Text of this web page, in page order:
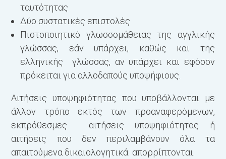
ταυτότητας
Δύο συστατικές επιστολές
Πιστοποιητικό γλωσσομάθειας της αγγλικής
γλώσσας, εάν υπάρχει, καθώς και της
ελληνικής γλώσσας, αν υπάρχει και εφόσον
πρόκειται για αλλοδαπούς υποψήφιους.
Αιτήσεις υποψηφιότητας που υποβάλλονται με
άλλον τρόπο εκτός των προαναφερόμενων,
εκπρόθεσμες αιτήσεις υποψηφιότητας ή
αιτήσεις που δεν περιλαμβάνουν όλα τα
απαιτούμενα δικαιολογητικά απορρίπτονται.